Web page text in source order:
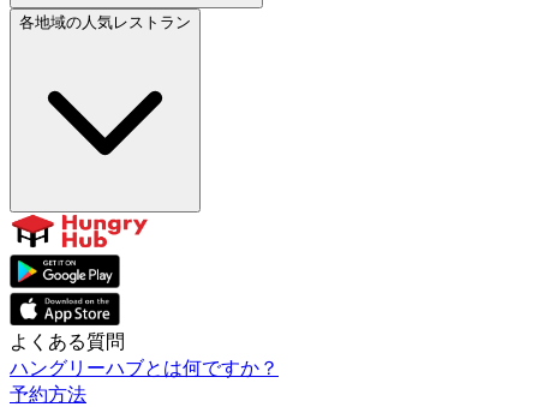
各地域の人気レストラン
よくある質問
ハングリーハブとは何ですか？
予約方法